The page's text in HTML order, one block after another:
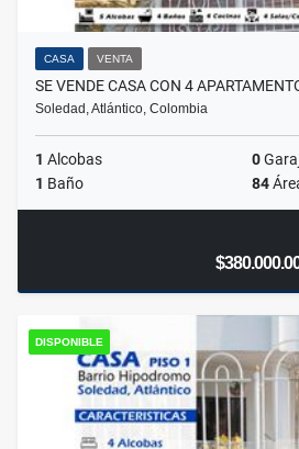
CASA VENTA
SE VENDE CASA CON 4
Soledad, Atlántico, Colombia
1 Alcobas 0
1 Baño 84
DISPONIBLE